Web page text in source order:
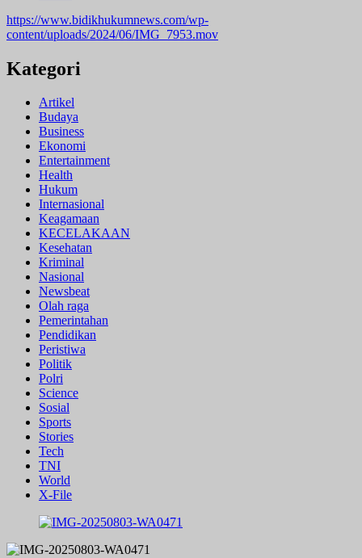
https://www.bidikhukumnews.com/wp-
content/uploads/2024/06/IMG_7953.mov
Kategori
Artikel
Budaya
Business
Ekonomi
Entertainment
Health
Hukum
Internasional
Keagamaan
KECELAKAAN
Kesehatan
Kriminal
Nasional
Newsbeat
Olah raga
Pemerintahan
Pendidikan
Peristiwa
Politik
Polri
Science
Sosial
Sports
Stories
Tech
TNI
World
X-File